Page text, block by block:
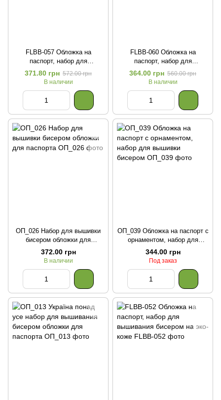
FLBB-057 Обложка на
паспорт, набор для
вышивания бисером на эко-
коже
371.80 грн 572.00 грн
В наличии
FLBB-060 Обложка на
паспорт, набор для
вышивания бисером на эко-
коже
364.00 грн 560.00 грн
В наличии
ОП_026 Набор для вышивки
бисером обложки для
паспорта
372.00 грн
В наличии
ОП_039 Обложка на паспорт с
орнаментом, набор для
вышивки бисером
344.00 грн
Под заказ